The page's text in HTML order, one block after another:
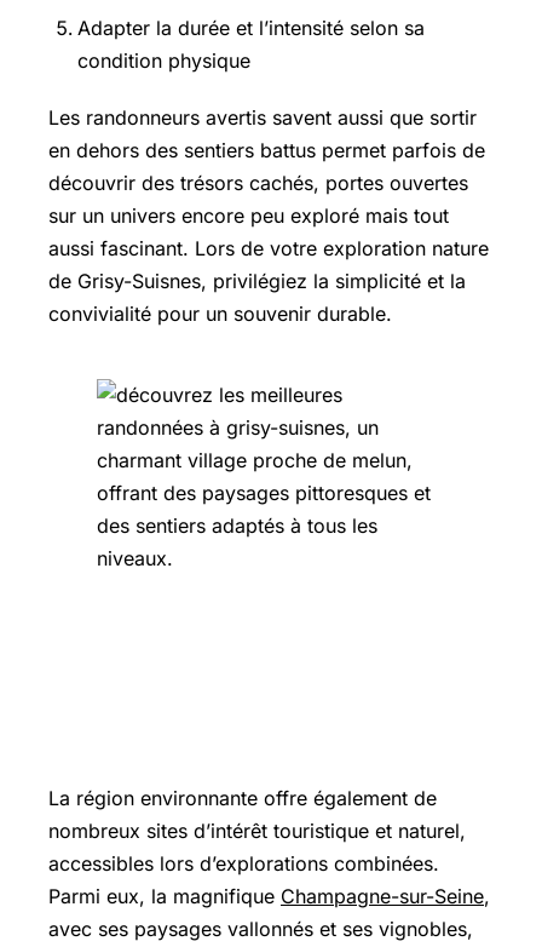
Adapter la durée et l’intensité selon sa
condition physique
Les randonneurs avertis savent aussi que sortir
en dehors des sentiers battus permet parfois de
découvrir des trésors cachés, portes ouvertes
sur un univers encore peu exploré mais tout
aussi fascinant. Lors de votre exploration nature
de Grisy-Suisnes, privilégiez la simplicité et la
convivialité pour un souvenir durable.
La région environnante offre également de
nombreux sites d’intérêt touristique et naturel,
accessibles lors d’explorations combinées.
Parmi eux, la magnifique Champagne-sur-Seine,
avec ses paysages vallonnés et ses vignobles,